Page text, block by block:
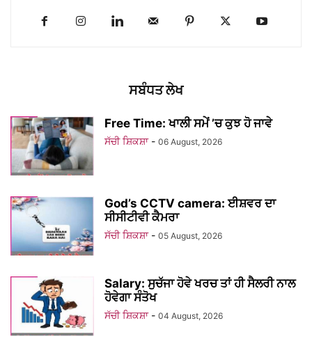
ਸਬੰਧਤ ਲੇਖ
Free Time: ਖਾਲੀ ਸਮੇਂ ’ਚ ਕੁਝ ਹੋ ਜਾਵੇ
ਸੱਚੀ ਸ਼ਿਕਸ਼ਾ - 06 August, 2026
God’s CCTV camera: ਈਸ਼ਵਰ ਦਾ
ਸੀਸੀਟੀਵੀ ਕੈਮਰਾ
ਸੱਚੀ ਸ਼ਿਕਸ਼ਾ - 05 August, 2026
Salary: ਸੁਚੱਜਾ ਹੋਵੇ ਖਰਚ ਤਾਂ ਹੀ ਸੈਲਰੀ ਨਾਲ
ਹੋਵੇਗਾ ਸੰਤੋਖ
ਸੱਚੀ ਸ਼ਿਕਸ਼ਾ - 04 August, 2026